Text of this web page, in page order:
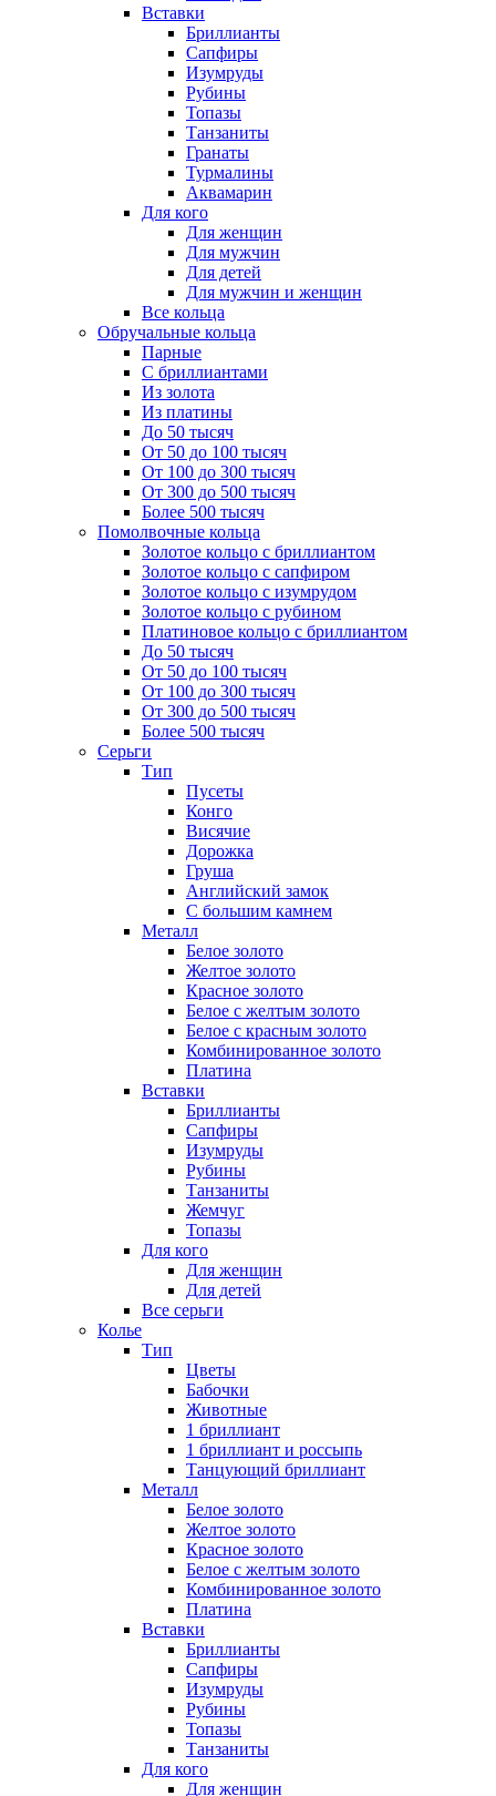
Вставки
Бриллианты
Сапфиры
Изумруды
Рубины
Топазы
Танзаниты
Гранаты
Турмалины
Аквамарин
Для кого
Для женщин
Для мужчин
Для детей
Для мужчин и женщин
Все кольца
Обручальные кольца
Парные
С бриллиантами
Из золота
Из платины
До 50 тысяч
От 50 до 100 тысяч
От 100 до 300 тысяч
От 300 до 500 тысяч
Более 500 тысяч
Помолвочные кольца
Золотое кольцо с бриллиантом
Золотое кольцо с сапфиром
Золотое кольцо с изумрудом
Золотое кольцо с рубином
Платиновое кольцо с бриллиантом
До 50 тысяч
От 50 до 100 тысяч
От 100 до 300 тысяч
От 300 до 500 тысяч
Более 500 тысяч
Серьги
Тип
Пусеты
Конго
Висячие
Дорожка
Груша
Английский замок
С большим камнем
Металл
Белое золото
Желтое золото
Красное золото
Белое с желтым золото
Белое с красным золото
Комбинированное золото
Платина
Вставки
Бриллианты
Сапфиры
Изумруды
Рубины
Танзаниты
Жемчуг
Топазы
Для кого
Для женщин
Для детей
Все серьги
Колье
Тип
Цветы
Бабочки
Животные
1 бриллиант
1 бриллиант и россыпь
Танцующий бриллиант
Металл
Белое золото
Желтое золото
Красное золото
Белое с желтым золото
Комбинированное золото
Платина
Вставки
Бриллианты
Сапфиры
Изумруды
Рубины
Топазы
Танзаниты
Для кого
Для женщин